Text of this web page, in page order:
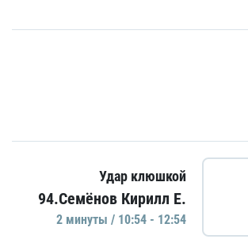
Удар клюшкой
94.Семёнов Кирилл Е.
2 минуты / 10:54 - 12:54